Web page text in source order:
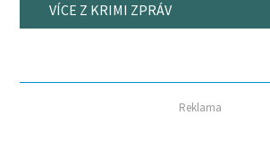
VÍCE Z KRIMI ZPRÁV
Reklama